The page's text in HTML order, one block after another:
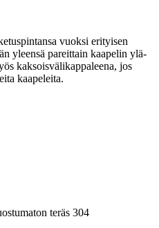
vuoksi erityisen
yleensä pareittain kaapelin ylä-
kaksoisvälikappaleena, jos
kaapeleita.
teräs 304